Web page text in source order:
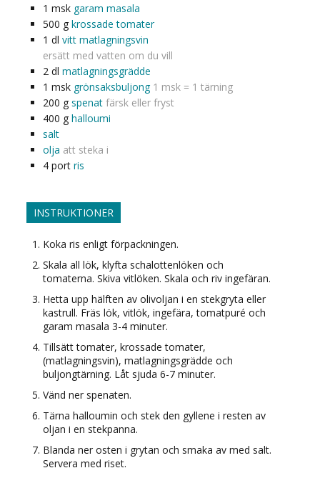
1 msk garam masala
500 g krossade tomater
1 dl vitt matlagningsvin
ersätt med vatten om du vill
2 dl matlagningsgrädde
1 msk grönsaksbuljong 1 msk = 1 tärning
200 g spenat färsk eller fryst
400 g halloumi
salt
olja att steka i
4 port ris
INSTRUKTIONER
Koka ris enligt förpackningen.
Skala all lök, klyfta schalottenlöken och
tomaterna. Skiva vitlöken. Skala och riv ingefäran.
Hetta upp hälften av olivoljan i en stekgryta eller
kastrull. Fräs lök, vitlök, ingefära, tomatpuré och
garam masala 3-4 minuter.
Tillsätt tomater, krossade tomater,
(matlagningsvin), matlagningsgrädde och
buljongtärning. Låt sjuda 6-7 minuter.
Vänd ner spenaten.
Tärna halloumin och stek den gyllene i resten av
oljan i en stekpanna.
Blanda ner osten i grytan och smaka av med salt.
Servera med riset.